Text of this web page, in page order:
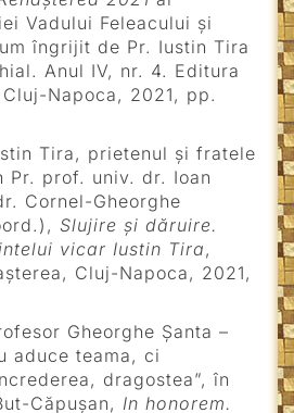
Vadului Feleacului și
îngrijit de Pr. Iustin Tira
Anul IV, nr. 4. Editura
Cluj-Napoca, 2021, pp.
Tira, prietenul și fratele
Pr. prof. univ. dr. Ioan
Cornel-Gheorghe
Slujire și dăruire.
vicar Iustin Tira,
Cluj-Napoca, 2021,
Gheorghe Șanta –
aduce teama, ci
dragostea”, în
Căpușan, In honorem.